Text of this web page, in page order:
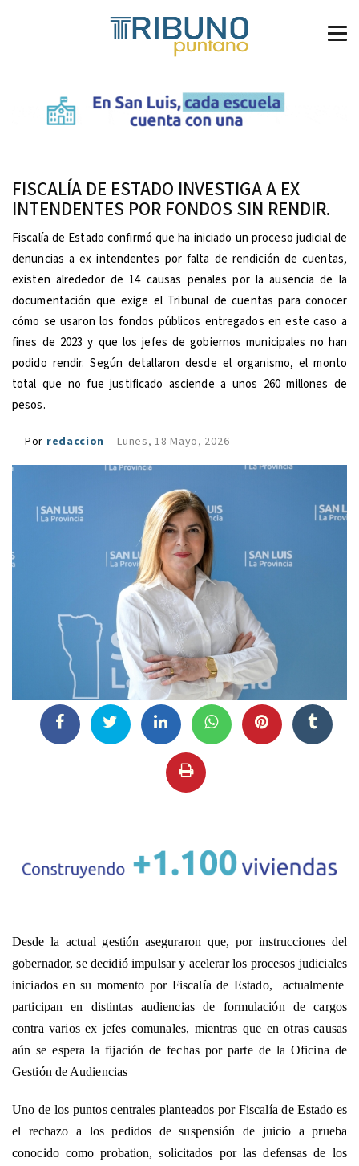
FISCALÍA DE ESTADO INVESTIGA A EX
INTENDENTES POR FONDOS SIN RENDIR.
Fiscalía de Estado confirmó que ha iniciado un proceso judicial de
denuncias a ex intendentes por falta de rendición de cuentas,
existen alrededor de 14 causas penales por la ausencia de la
documentación que exige el Tribunal de cuentas para conocer
cómo se usaron los fondos públicos entregados en este caso a
fines de 2023 y que los jefes de gobiernos municipales no han
podido rendir. Según detallaron desde el organismo, el monto
total que no fue justificado asciende a unos 260 millones de
pesos.
Por redaccion --Lunes, 18 Mayo, 2026
Desde la actual gestión aseguraron que, por instrucciones del
gobernador, se decidió impulsar y acelerar los procesos judiciales
iniciados en su momento por Fiscalía de Estado, actualmente
participan en distintas audiencias de formulación de cargos
contra varios ex jefes comunales, mientras que en otras causas
aún se espera la fijación de fechas por parte de la Oficina de
Gestión de Audiencias
Uno de los puntos centrales planteados por Fiscalía de Estado es
el rechazo a los pedidos de suspensión de juicio a prueba
conocido como probation, solicitados por las defensas de los